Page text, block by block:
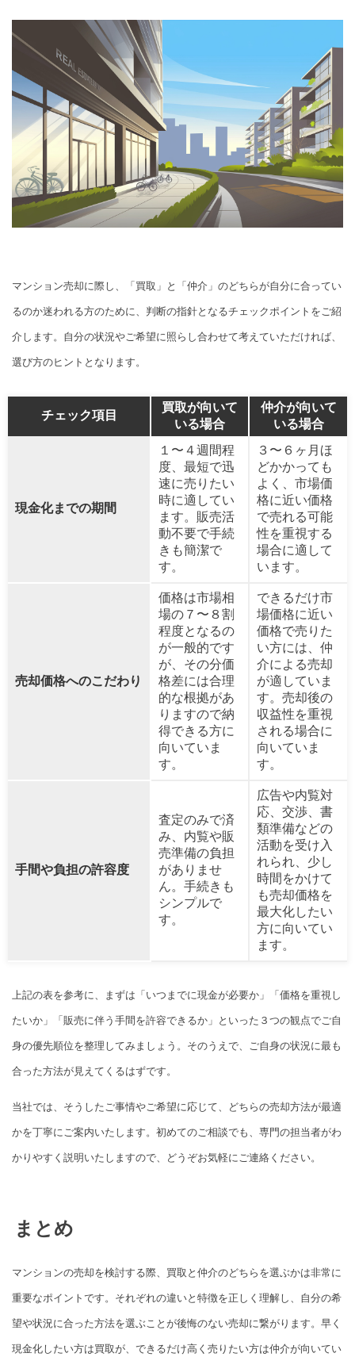
マンション売却に際し、「買取」と「仲介」のどちらが自分に合ってい
るのか迷われる方のために、判断の指針となるチェックポイントをご紹
介します。自分の状況やご希望に照らし合わせて考えていただければ、
選び方のヒントとなります。
チェック項目
買取が向いて
いる場合
仲介が向いて
いる場合
現金化までの期間
１〜４週間程
度、最短で迅
速に売りたい
時に適してい
ます。販売活
動不要で手続
きも簡潔で
す。
３〜６ヶ月ほ
どかかっても
よく、市場価
格に近い価格
で売れる可能
性を重視する
場合に適して
います。
売却価格へのこだわり
価格は市場相
場の７〜８割
程度となるの
が一般的です
が、その分価
格差には合理
的な根拠があ
りますので納
得できる方に
向いていま
す。
できるだけ市
場価格に近い
価格で売りた
い方には、仲
介による売却
が適していま
す。売却後の
収益性を重視
される場合に
向いていま
す。
手間や負担の許容度
査定のみで済
み、内覧や販
売準備の負担
がありませ
ん。手続きも
シンプルで
す。
広告や内覧対
応、交渉、書
類準備などの
活動を受け入
れられ、少し
時間をかけて
も売却価格を
最大化したい
方に向いてい
ます。
上記の表を参考に、まずは「いつまでに現金が必要か」「価格を重視し
たいか」「販売に伴う手間を許容できるか」といった３つの観点でご自
身の優先順位を整理してみましょう。そのうえで、ご自身の状況に最も
合った方法が見えてくるはずです。
当社では、そうしたご事情やご希望に応じて、どちらの売却方法が最適
かを丁寧にご案内いたします。初めてのご相談でも、専門の担当者がわ
かりやすく説明いたしますので、どうぞお気軽にご連絡ください。
まとめ
マンションの売却を検討する際、買取と仲介のどちらを選ぶかは非常に
重要なポイントです。それぞれの違いと特徴を正しく理解し、自分の希
望や状況に合った方法を選ぶことが後悔のない売却に繋がります。早く
現金化したい方は買取が、できるだけ高く売りたい方は仲介が向いてい